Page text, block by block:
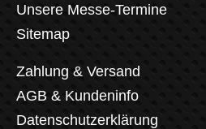
Unsere Messe-Termine
Sitemap
Zahlung & Versand
AGB & Kundeninfo
Datenschutzerklärung